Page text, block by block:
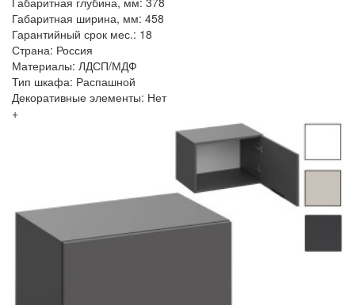
Габаритная ширина, мм: 458
Гарантийный срок мес.: 18
Страна: Россия
Материалы: ЛДСП/МДФ
Тип шкафа: Распашной
Декоративные элементы: Нет
+